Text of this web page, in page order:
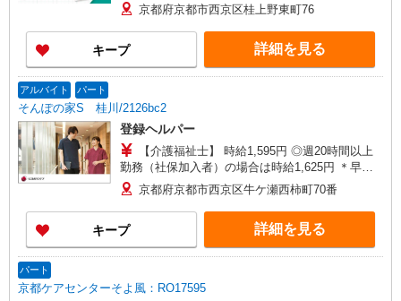
京都府京都市西京区桂上野東町76
キープ 詳細を見る
アルバイト パート
そんぽの家S 桂川/2126bc2
登録ヘルパー
【介護福祉士】 時給1,595円 ◎週20時間以上
勤務（社保加入者）の場合は時給1,625円 ＊早朝
夜間（〜8:00、18:00〜）：時給1,994円〜 ＊日曜
祝日：時給1,895円〜 【実務者研修・初任者研修
（ヘルパー1級・2級）】 時給1,515円 ◎週20時間
以上勤務（社保加入者）の場合は時給1,545円 ＊
早朝夜間（〜8:00、18:00〜）：時給1,894円〜 ＊
が同時給 ◎キャンセル手当：職務時給の60％支給
京都府京都市西京区牛ケ瀬西柿町70番
キープ 詳細を見る
パート
京都ケアセンターそよ風：RO17595